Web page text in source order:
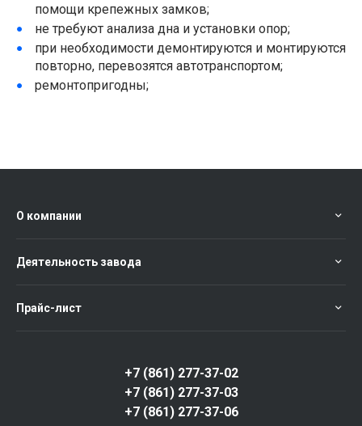
помощи крепежных замков;
не требуют анализа дна и установки опор;
при необходимости демонтируются и монтируются
повторно, перевозятся автотранспортом;
ремонтопригодны;
О компании
Деятельность завода
Прайс-лист
+7 (861) 277-37-02
+7 (861) 277-37-03
+7 (861) 277-37-06